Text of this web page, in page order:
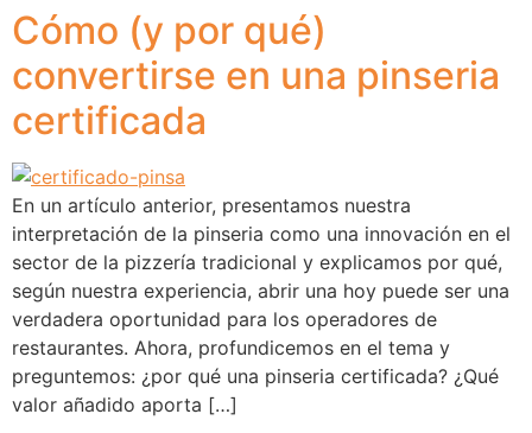
Cómo (y por qué)
convertirse en una pinseria
certificada
En un artículo anterior, presentamos nuestra
interpretación de la pinseria como una innovación en el
sector de la pizzería tradicional y explicamos por qué,
según nuestra experiencia, abrir una hoy puede ser una
verdadera oportunidad para los operadores de
restaurantes. Ahora, profundicemos en el tema y
preguntemos: ¿por qué una pinseria certificada? ¿Qué
valor añadido aporta […]